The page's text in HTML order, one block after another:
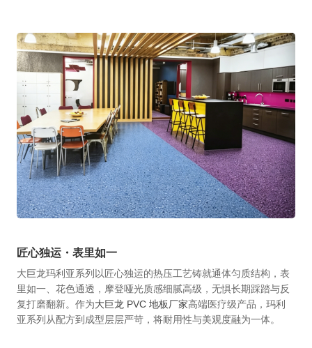
匠心独运・表里如一
大巨龙玛利亚系列以匠心独运的热压工艺铸就通体匀质结构，表
里如一、花色通透，摩登哑光质感细腻高级，无惧长期踩踏与反
复打磨翻新。作为大巨龙 PVC 地板厂家高端医疗级产品，玛利
亚系列从配方到成型层层严苛，将耐用性与美观度融为一体。